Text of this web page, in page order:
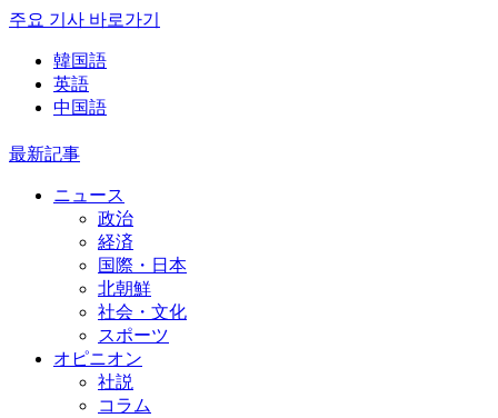
주요 기사 바로가기
韓国語
英語
中国語
最新記事
ニュース
政治
経済
国際・日本
北朝鮮
社会・文化
スポーツ
オピニオン
社説
コラム